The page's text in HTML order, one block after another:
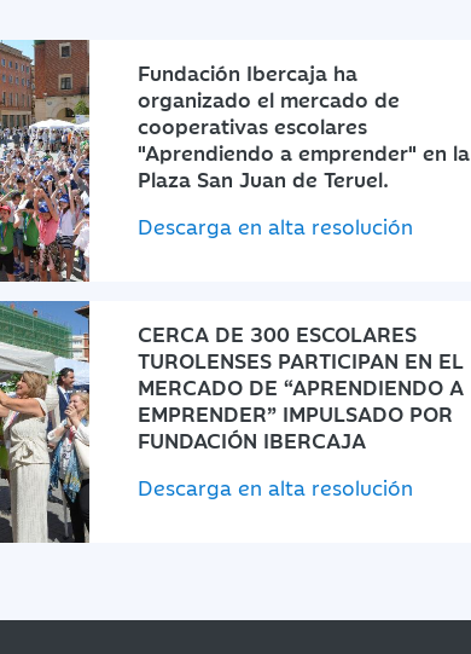
Fundación Ibercaja ha
organizado el mercado de
cooperativas escolares
"Aprendiendo a emprender" en la
Plaza San Juan de Teruel.
Descarga en alta resolución
CERCA DE 300 ESCOLARES
TUROLENSES PARTICIPAN EN EL
MERCADO DE “APRENDIENDO A
EMPRENDER” IMPULSADO POR
FUNDACIÓN IBERCAJA
Descarga en alta resolución